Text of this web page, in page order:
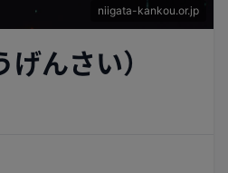
niigata-kankou.or.jp
んさい）